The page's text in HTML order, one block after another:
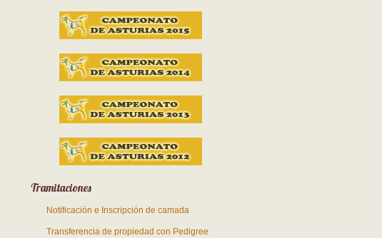
Tramitaciones
Notificación e Inscripción de camada
Transferencia de propiedad con Pedigree